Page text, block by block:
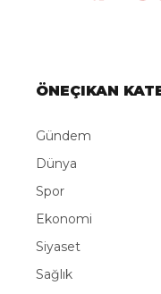
ÖNEÇIKAN
Gündem
Dünya
Spor
Ekonomi
Siyaset
Sağlık